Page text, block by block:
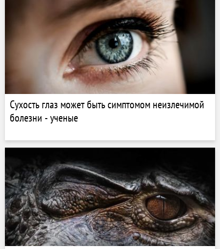
Сухость глаз может быть симптомом неизлечимой
болезни - ученые